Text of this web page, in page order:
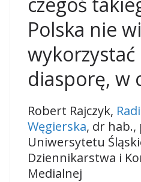
Polska nie
wykorzystać
diasporę, w
Robert Rajczyk,
Węgierska, dr hab.,
Uniwersytetu
Dziennikarstwa i
Medialnej